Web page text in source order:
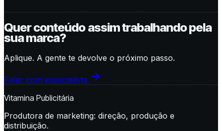
Quer conteúdo assim trabalhando pela
sua marca?
Aplique. A gente te devolve o próximo passo.
Falar com especialista
Vitamina Publicitária
Produtora de marketing: direção, produção e
distribuição.